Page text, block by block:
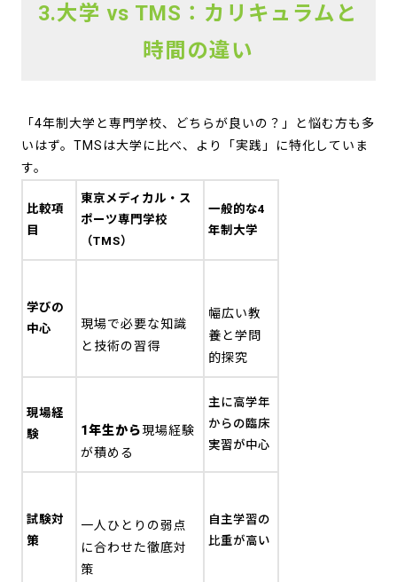
3.大学 vs TMS：カリキュラムと
時間の違い
「4年制大学と専門学校、どちらが良いの？」と悩む方も多
いはず。TMSは大学に比べ、より「実践」に特化していま
す。
比較項
目
東京メディカル・ス
ポーツ専門学校
（TMS）
一般的な4
年制大学
学びの
中心
現場で必要な知識
と技術の習得
幅広い教
養と学問
的探究
現場経
験
1年生から現場経験
が積める
主に高学年
からの臨床
実習が中心
試験対
策
一人ひとりの弱点
に合わせた徹底対
策
自主学習の
比重が高い